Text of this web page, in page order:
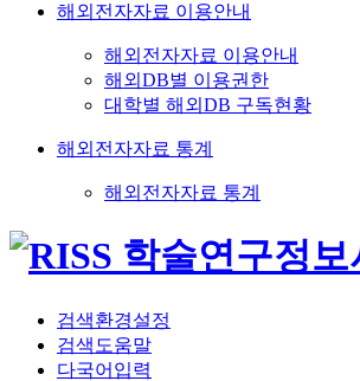
해외전자자료 이용안내
해외전자자료 이용안내
해외DB별 이용권한
대학별 해외DB 구독현황
해외전자자료 통계
해외전자자료 통계
검색환경설정
검색도움말
다국어입력